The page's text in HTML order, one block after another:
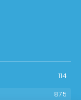
114
875